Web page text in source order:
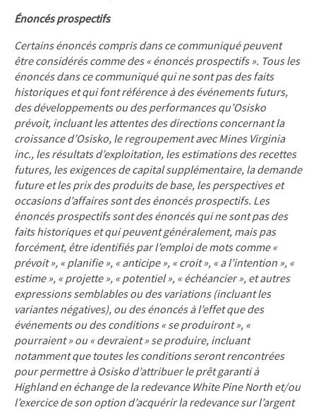
Énoncés prospectifs
Certains énoncés compris dans ce communiqué peuvent
être considérés comme des « énoncés prospectifs ». Tous les
énoncés dans ce communiqué qui ne sont pas des faits
historiques et qui font référence à des événements futurs,
des développements ou des performances qu’Osisko
prévoit, incluant les attentes des directions concernant la
croissance d’Osisko, le regroupement avec Mines Virginia
inc., les résultats d’exploitation, les estimations des recettes
futures, les exigences de capital supplémentaire, la demande
future et les prix des produits de base, les perspectives et
occasions d’affaires sont des énoncés prospectifs. Les
énoncés prospectifs sont des énoncés qui ne sont pas des
faits historiques et qui peuvent généralement, mais pas
forcément, être identifiés par l’emploi de mots comme «
prévoit », « planifie », « anticipe », « croit », « a l’intention », «
estime », « projette », « potentiel », « échéancier », et autres
expressions semblables ou des variations (incluant les
variantes négatives), ou des énoncés à l’effet que des
événements ou des conditions « se produiront », «
pourraient » ou « devraient » se produire, incluant
notamment que toutes les conditions seront rencontrées
pour permettre à Osisko d’attribuer le prêt garanti à
Highland en échange de la redevance White Pine North et/ou
l’exercice de son option d’acquérir la redevance sur l’argent